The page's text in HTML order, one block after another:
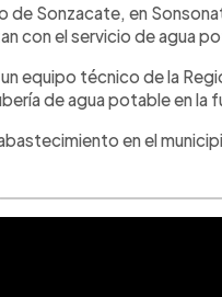
Sonzacate, en
con el servicio de agua
equipo técnico de la
de agua potable en la
en el